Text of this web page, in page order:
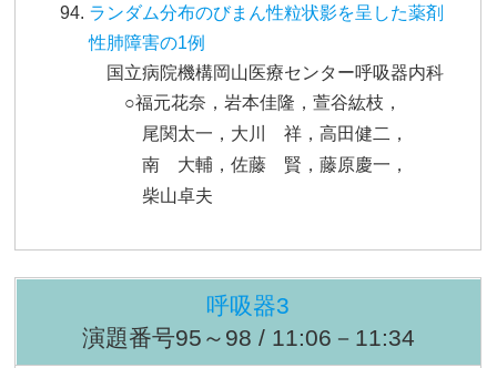
ランダム分布のびまん性粒状影を呈した薬剤
性肺障害の1例
国立病院機構岡山医療センター呼吸器内科
○福元花奈，岩本佳隆，萱谷紘枝，
尾関太一，大川 祥，高田健二，
南 大輔，佐藤 賢，藤原慶一，
柴山卓夫
呼吸器3
演題番号95～98 / 11:06－11:34